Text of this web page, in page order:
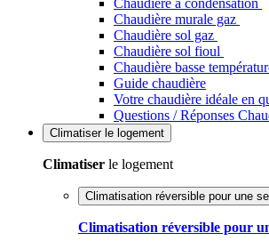
Chaudière à condensation
Chaudière murale gaz
Chaudière sol gaz
Chaudière sol fioul
Chaudière basse
Guide chaudière
Votre chaudière idéale en
Questions / Réponses
Climatiser le logement
Climatiser le logement
Climatisation réversible pour une
Climatisation réversible pour